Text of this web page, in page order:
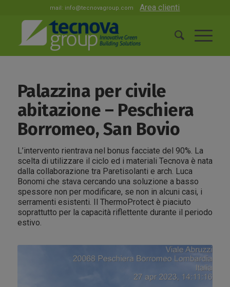
mail: info@tecnovagroup.com Area clienti
Palazzina per civile
abitazione – Peschiera
Borromeo, San Bovio
L’intervento rientrava nel bonus facciate del 90%. La
scelta di utilizzare il ciclo ed i materiali Tecnova è nata
dalla collaborazione tra Paretisolanti e arch. Luca
Bonomi che stava cercando una soluzione a basso
spessore non per modificare, se non in alcuni casi, i
serramenti esistenti. Il ThermoProtect è piaciuto
soprattutto per la capacità riflettente durante il periodo
estivo.